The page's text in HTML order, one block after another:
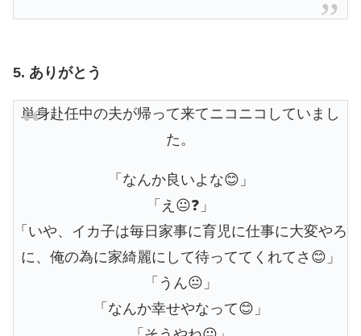
5. ありがとう
単身赴任中の夫が帰って来てニコニコしていまし
た。
「なんか良いよな😊」
「え😐❓」
「いや、イカ子は毎日家事に育児に仕事に大変やろ
に、俺の為に家綺麗にして待っててくれてさ😊」
「うん😐」
「なんか幸せやなって😊」